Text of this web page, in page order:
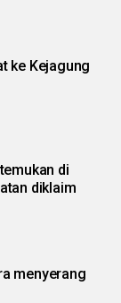
ke Kejagung
di
diklaim
menyerang